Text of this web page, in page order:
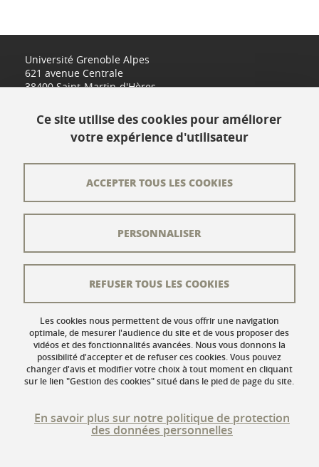
Université Grenoble Alpes
621 avenue Centrale
38400 Saint-Martin-d'Hères
L'équipe éditoriale
Crédits
Mentions légales
Données personnelles
Gestion des cookies
Accessibilité : non conforme
Ce site utilise des cookies pour améliorer
votre expérience d'utilisateur
Les cookies nous permettent de vous offrir une navigation
optimale, de mesurer l'audience du site et de vous proposer des
vidéos et des fonctionnalités avancées. Nous vous donnons la
possibilité d'accepter et de refuser ces cookies. Vous pouvez
changer d'avis et modifier votre choix à tout moment en cliquant
sur le lien "Gestion des cookies" situé dans le pied de page du site.
En savoir plus sur notre politique de protection
des données personnelles
ACCEPTER TOUS LES COOKIES
REFUSER TOUS LES COOKIES
PERSONNALISER